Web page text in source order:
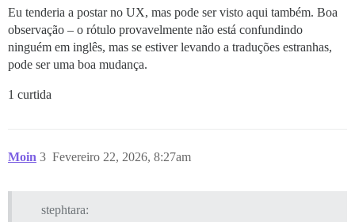
Eu tenderia a postar no UX, mas pode ser visto aqui também. Boa
observação – o rótulo provavelmente não está confundindo
ninguém em inglês, mas se estiver levando a traduções estranhas,
pode ser uma boa mudança.
1 curtida
Moin Fevereiro 22, 2026, 8:27am
3
stephtara: